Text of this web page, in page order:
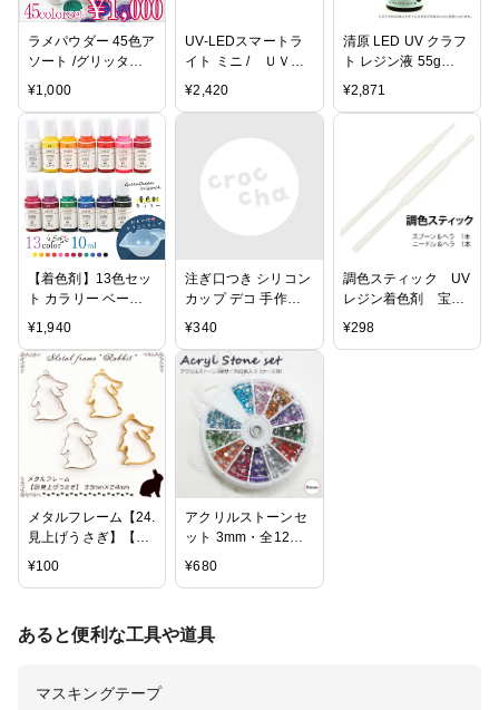
ラメパウダー 45色ア
ソート /グリッター/
ホログラム/ネイル/
アクセサリー/パー
ツ/材料/レジン封
入/Spowder14/[1set
迄ゆうパケット可]
¥1,000
UV-LEDスマートラ
イト ミニ / ＵＶラ
イト レジン
¥2,420
清原 LED UV クラフ
ト レジン液 55g
LEDR55 | レジン レ
ジン液 UVレジン液
LED LEDレジン液
レジンクラフト ハン
ドメイド アクセサリ
¥2,871
【着色剤】13色セッ
ト カラリー ベーシ
ックカラー シリコン
パレットのおまけ付
GreenOceanオリジ
ナル♪[レジン顔料
UV-LEDレジン液 お
買い得 レジン着色
¥1,940
注ぎ口つき シリコン
カップ デコ 手作り
ハンドメイド 手芸
梱OK】
¥340
調色スティック UV
レジン着色剤 宝石
の雫 専用 パジコ
¥298
メタルフレーム【24.
見上げうさぎ】【1
ニマル ミニチュア
象/メール便】 ミー
¥100
アクリルストーンセ
ット 3mm・全12色
アクリルストーン デ
¥680
あると便利な工具や道具
マスキングテープ